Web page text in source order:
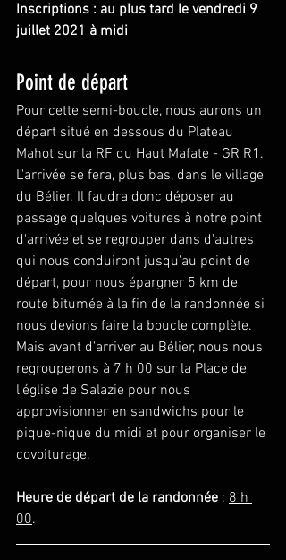
Inscriptions : au plus tard le vendredi 9
juillet 2021 à midi
Point de départ
Pour cette semi-boucle, nous aurons un
départ situé en dessous du Plateau
Mahot sur la RF du Haut Mafate - GR R1.
L'arrivée se fera, plus bas, dans le village
du Bélier. Il faudra donc déposer au
passage quelques voitures à notre point
d'arrivée et se regrouper dans d'autres
qui nous conduiront jusqu'au point de
départ, pour nous épargner 5 km de
route bitumée à la fin de la randonnée si
nous devions faire la boucle complète.
Mais avant d'arriver au Bélier, nous nous
regrouperons à 7 h 00 sur la Place de
l'église de Salazie pour nous
approvisionner en sandwichs pour le
pique-nique du midi et pour organiser le
covoiturage.
Heure de départ de la randonnée : 8 h
00.